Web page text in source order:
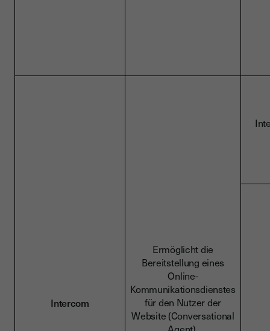
Intercom
Ermöglicht die
Bereitstellung eines
Online-
Kommunikationsdienstes
für den Nutzer der
Website (Conversational